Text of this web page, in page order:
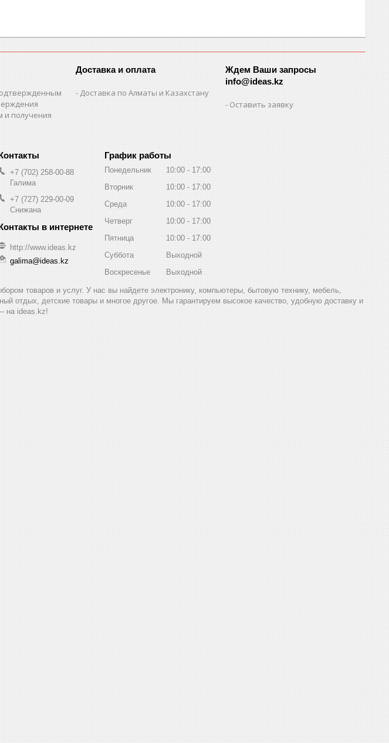
и получения
Доставка и оплата
Доставка по Алматы и Казахстану
Ждем Ваши запросы
info@ideas.kz
Оставить заявку
+7 (702) 258-00-88
Галима
+7 (727) 229-00-09
Снижана
http://www.ideas.kz
galima@ideas.kz
График работы
Понедельник 10:00
17:00
Вторник
10:00
17:00
Среда
10:00
17:00
Четверг
10:00
17:00
Пятница
10:00
17:00
Суббота
Выходной
Воскресенье
Выходной
товаров и услуг. У нас вы найдете электронику, компьютеры, бытовую технику, мебель,
отдых, детские товары и многое другое. Мы гарантируем высокое качество, удобную доставку и
на ideas.kz!